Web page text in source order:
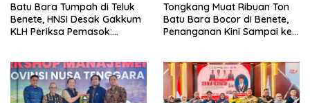
Batu Bara Tumpah di Teluk
Benete, HNSI Desak Gakkum
KLH Periksa Pemasok:
Tongkang Muat Ribuan Ton
Batu Bara Bocor di Benete,
Penanganan Kini Sampai ke